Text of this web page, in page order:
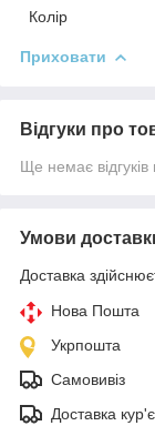
Колір
Приховати
Відгуки про
Ще немає
Умови
Доставка
Нова Пошта
Укрпошта
Самовивіз
Доставка